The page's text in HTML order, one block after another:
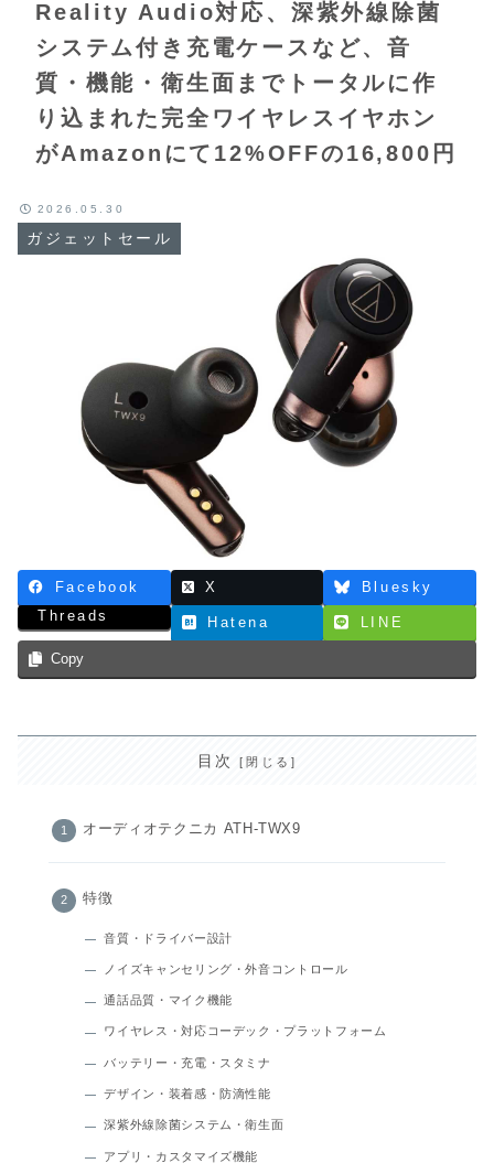
Reality Audio対応、深紫外線除菌
システム付き充電ケースなど、音
質・機能・衛生面までトータルに作
り込まれた完全ワイヤレスイヤホン
がAmazonにて12%OFFの16,800円
ガジェットセール
2026.05.30
Facebook X
Bluesky
Threads
Hatena LINE
Copy
目次
オーディオテクニカ ATH-TWX9
特徴
音質・ドライバー設計
ノイズキャンセリング・外音コントロール
通話品質・マイク機能
ワイヤレス・対応コーデック・プラットフォーム
バッテリー・充電・スタミナ
デザイン・装着感・防滴性能
深紫外線除菌システム・衛生面
アプリ・カスタマイズ機能